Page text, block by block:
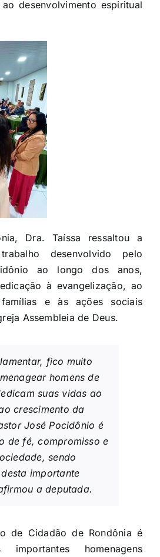
desenvolvimento espiritual
Dra. Taíssa ressaltou a
desenvolvido pelo
ao longo dos anos,
à evangelização, ao
e às ações sociais
Assembleia de Deus.
fico muito
homens de
suas vidas ao
crescimento da
José Pocidônio é
de fé, compromisso e
sendo
importante
a deputada.
de Cidadão de Rondônia é
homenagens